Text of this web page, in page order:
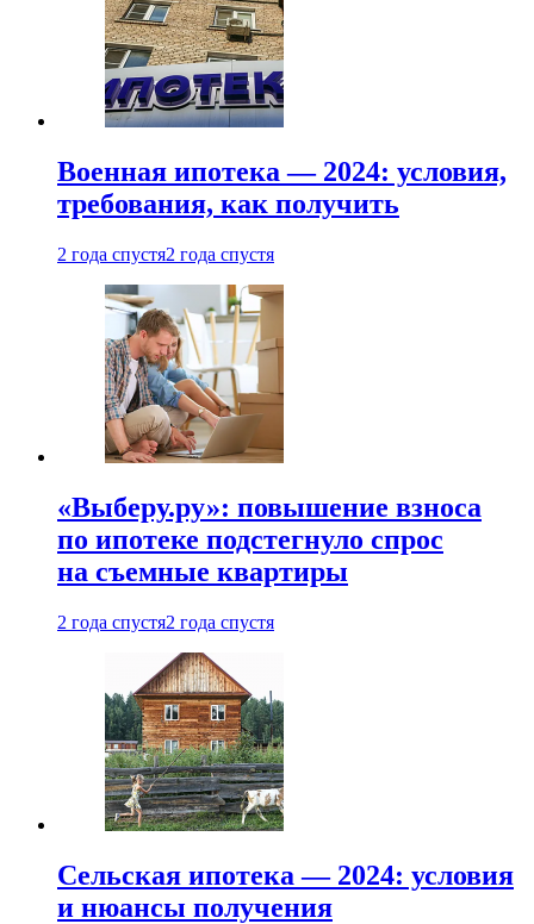
Военная ипотека — 2024: условия,
требования, как получить
2 года спустя2 года спустя
«Выберу.ру»: повышение взноса
по ипотеке подстегнуло спрос
на съемные квартиры
2 года спустя2 года спустя
Сельская ипотека — 2024: условия
и нюансы получения